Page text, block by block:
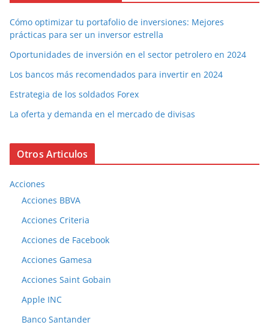
Cómo optimizar tu portafolio de inversiones: Mejores
prácticas para ser un inversor estrella
Oportunidades de inversión en el sector petrolero en 2024
Los bancos más recomendados para invertir en 2024
Estrategia de los soldados Forex
La oferta y demanda en el mercado de divisas
Otros Articulos
Acciones
Acciones BBVA
Acciones Criteria
Acciones de Facebook
Acciones Gamesa
Acciones Saint Gobain
Apple INC
Banco Santander